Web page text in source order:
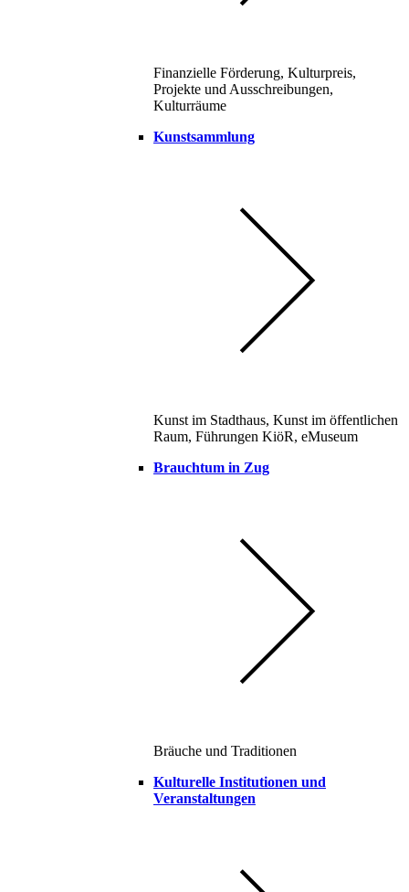
Finanzielle Förderung, Kulturpreis,
Projekte und Ausschreibungen,
Kulturräume
Kunstsammlung
Kunst im Stadthaus, Kunst im öffentlichen
Raum, Führungen KiöR, eMuseum
Brauchtum in Zug
Bräuche und Traditionen
Kulturelle Institutionen und
Veranstaltungen